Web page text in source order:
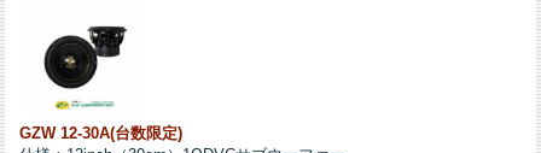
GZW 12-30A(台数限定)